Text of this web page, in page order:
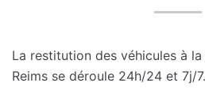
La restitution des véhicules à
Reims se déroule 24h/24 et 7j/7.